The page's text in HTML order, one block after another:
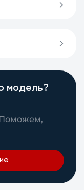
модель?